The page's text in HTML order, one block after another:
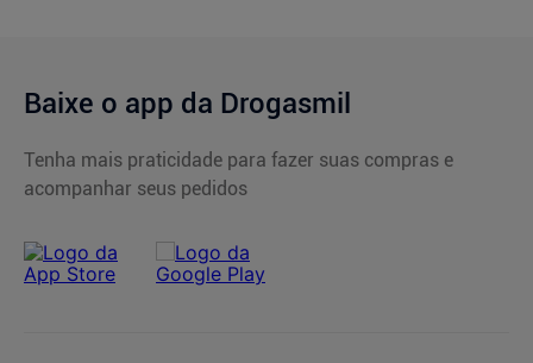
Baixe o app da Drogasmil
Tenha mais praticidade para fazer suas compras e
acompanhar seus pedidos